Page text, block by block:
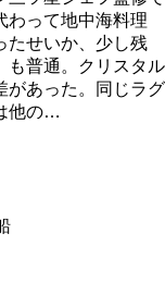
わって地中海料理
たせいか、少し残
も普通。クリスタル
があった。同じラグ
他の…